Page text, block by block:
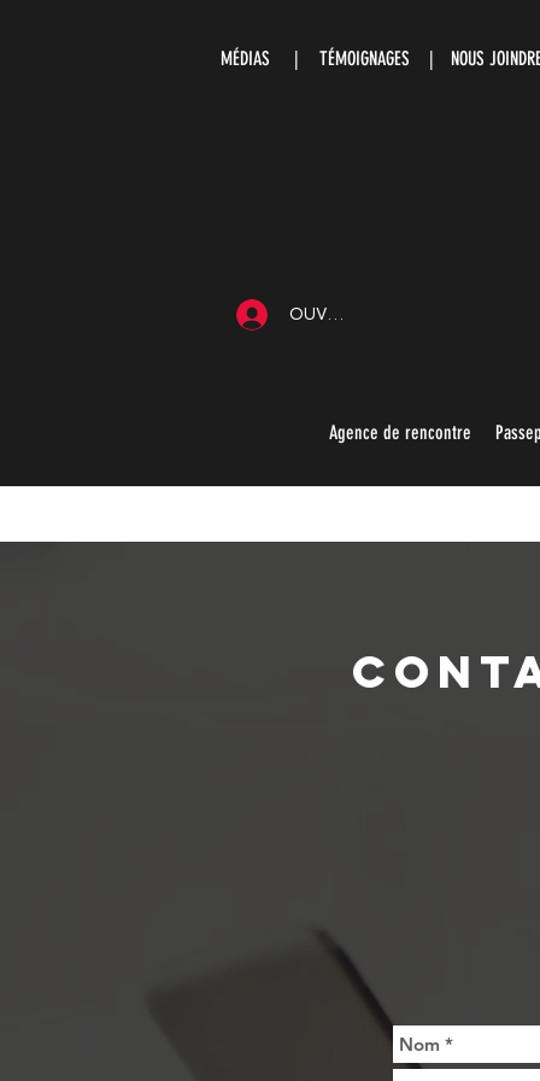
MÉDIAS | TÉMOIGNAGES | NOUS
OUVRIR UNE SESSION
Agence de rencontre